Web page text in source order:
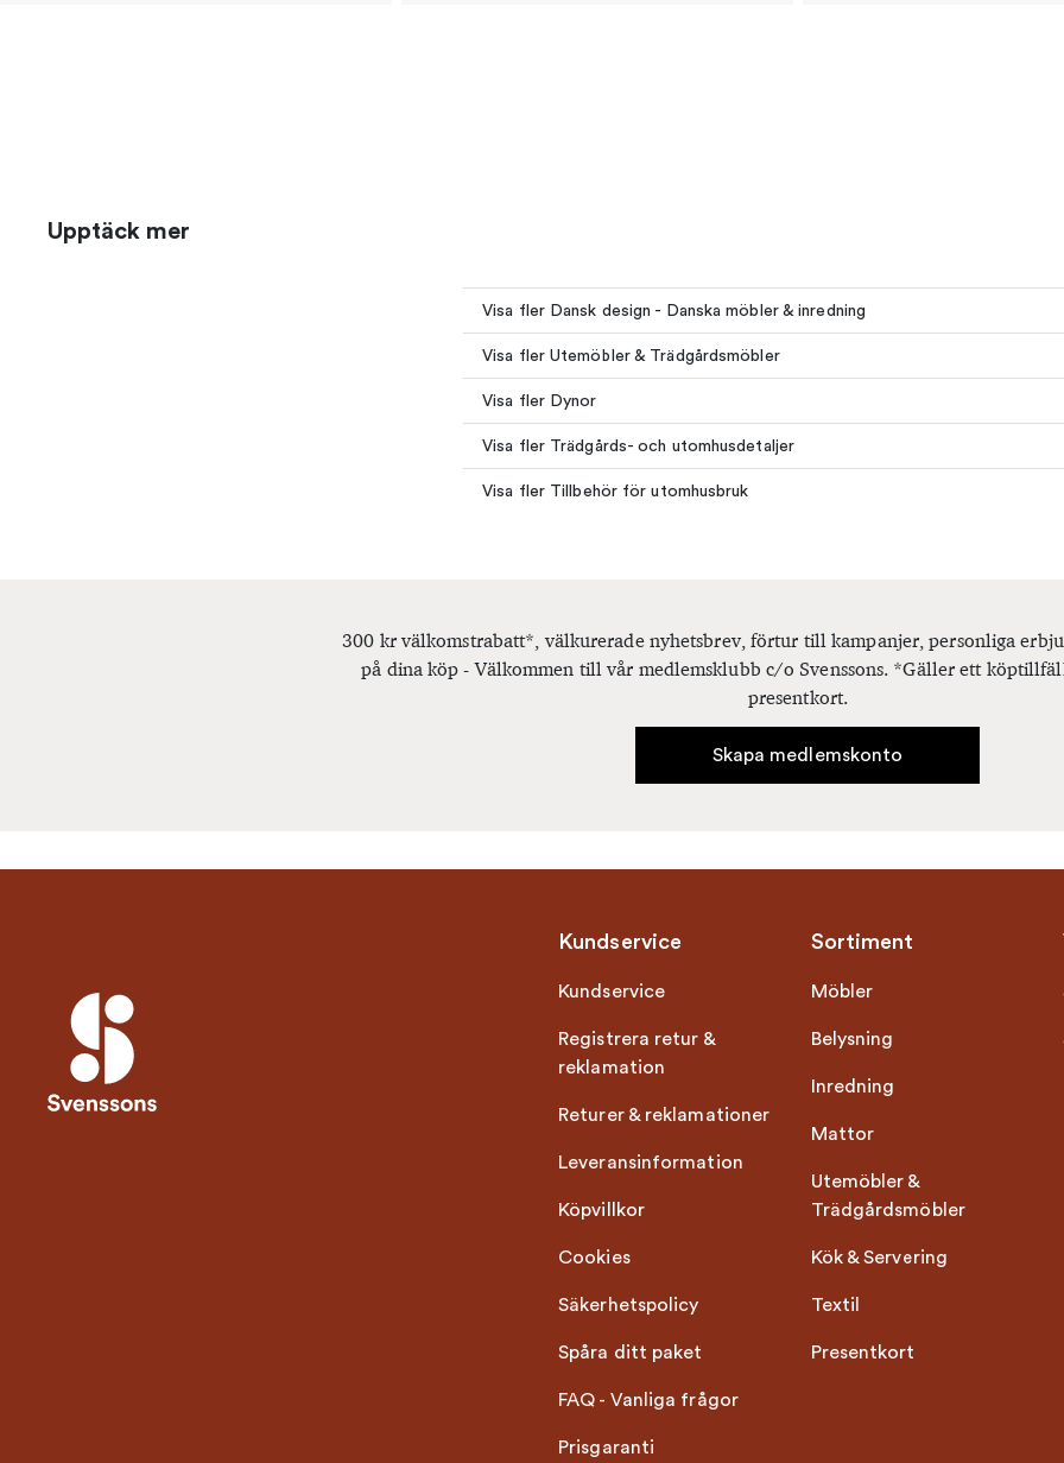
Upptäck mer
Visa fler Dansk design - Danska möbler & inredning
Visa fler Utemöbler & Trädgårdsmöbler
Visa fler Dynor
Visa fler Trädgårds- och utomhusdetaljer
Visa fler Tillbehör för utomhusbruk
300 kr välkomstrabatt*, välkurerade nyhetsbrev, förtur till kampanjer, personliga
på dina köp - Välkommen till vår medlemsklubb c/o Svenssons. *Gäller ett
presentkort.
Skapa medlemskonto
Kundservice
Kundservice
Registrera retur &
reklamation
Returer & reklamationer
Leveransinformation
Köpvillkor
Cookies
Säkerhetspolicy
Spåra ditt paket
FAQ - Vanliga frågor
Prisgaranti
Sortiment
Möbler
Belysning
Inredning
Mattor
Utemöbler &
Trädgårdsmöbler
Kök & Servering
Textil
Presentkort